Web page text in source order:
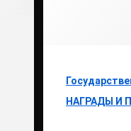
НАГРАДЫ И